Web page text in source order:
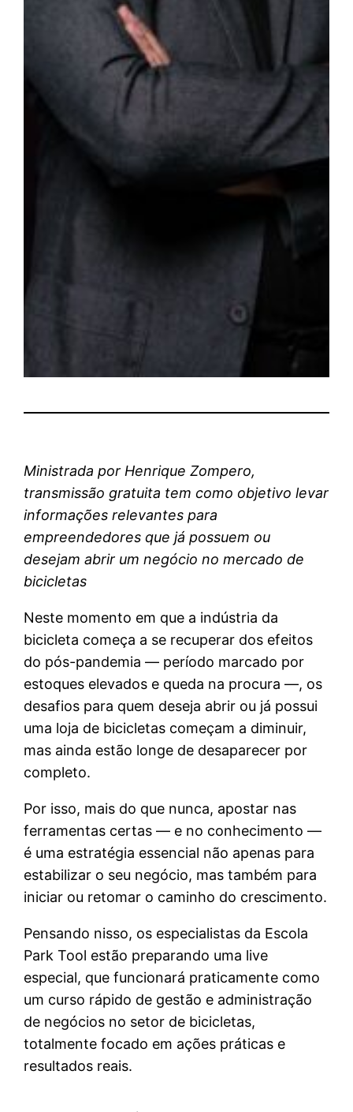
Ministrada por Henrique Zompero,
transmissão gratuita tem como objetivo levar
informações relevantes para
empreendedores que já possuem ou
desejam abrir um negócio no mercado de
bicicletas
Neste momento em que a indústria da
bicicleta começa a se recuperar dos efeitos
do pós-pandemia — período marcado por
estoques elevados e queda na procura —, os
desafios para quem deseja abrir ou já possui
uma loja de bicicletas começam a diminuir,
mas ainda estão longe de desaparecer por
completo.
Por isso, mais do que nunca, apostar nas
ferramentas certas — e no conhecimento —
é uma estratégia essencial não apenas para
estabilizar o seu negócio, mas também para
iniciar ou retomar o caminho do crescimento.
Pensando nisso, os especialistas da Escola
Park Tool estão preparando uma live
especial, que funcionará praticamente como
um curso rápido de gestão e administração
de negócios no setor de bicicletas,
totalmente focado em ações práticas e
resultados reais.